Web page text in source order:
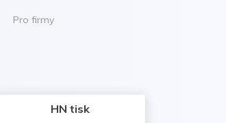
Pro firmy
HN tisk